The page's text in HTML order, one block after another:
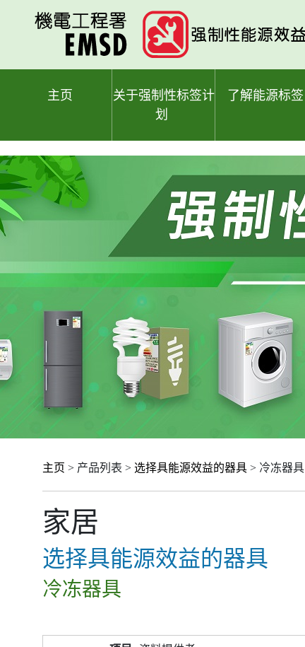
主页
关于强制性标签计
划
了解能源标签
主页 > 产品列表 > 选择具能源效益的器具 > 冷冻器具
家居
选择具能源效益的器具
冷冻器具